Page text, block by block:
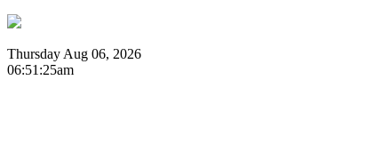
Thursday Aug 06, 2026
06:51:25am